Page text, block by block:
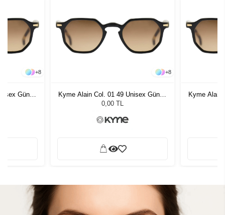
+8
Güneş
+8
Kyme Alain Col. 01 49 Unisex Güneş
Gözlüğü
0,00 TL
Kyme Alain